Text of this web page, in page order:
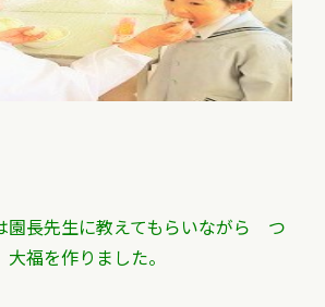
園長先生に教えてもらいながら つ
福を作りました。